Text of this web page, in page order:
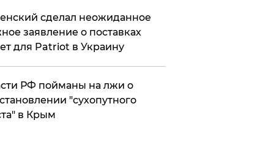
сделал неожиданное
заявление о поставках
для Patriot в Украину
РФ пойманы на лжи о
"сухопутного
в Крым